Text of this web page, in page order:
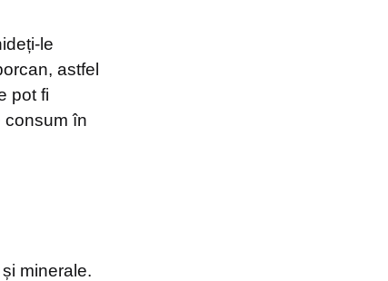
le
astfel
pot fi
consum în
minerale.